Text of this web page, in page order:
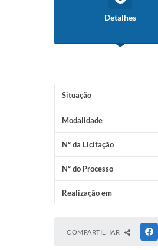
Detalhes
Situação
Modalidade
Nº da Licitação
Nº do Processo
Realização em
COMPARTILHAR